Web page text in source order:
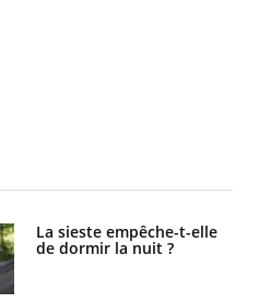
La sieste empêche-t-elle
de dormir la nuit ?